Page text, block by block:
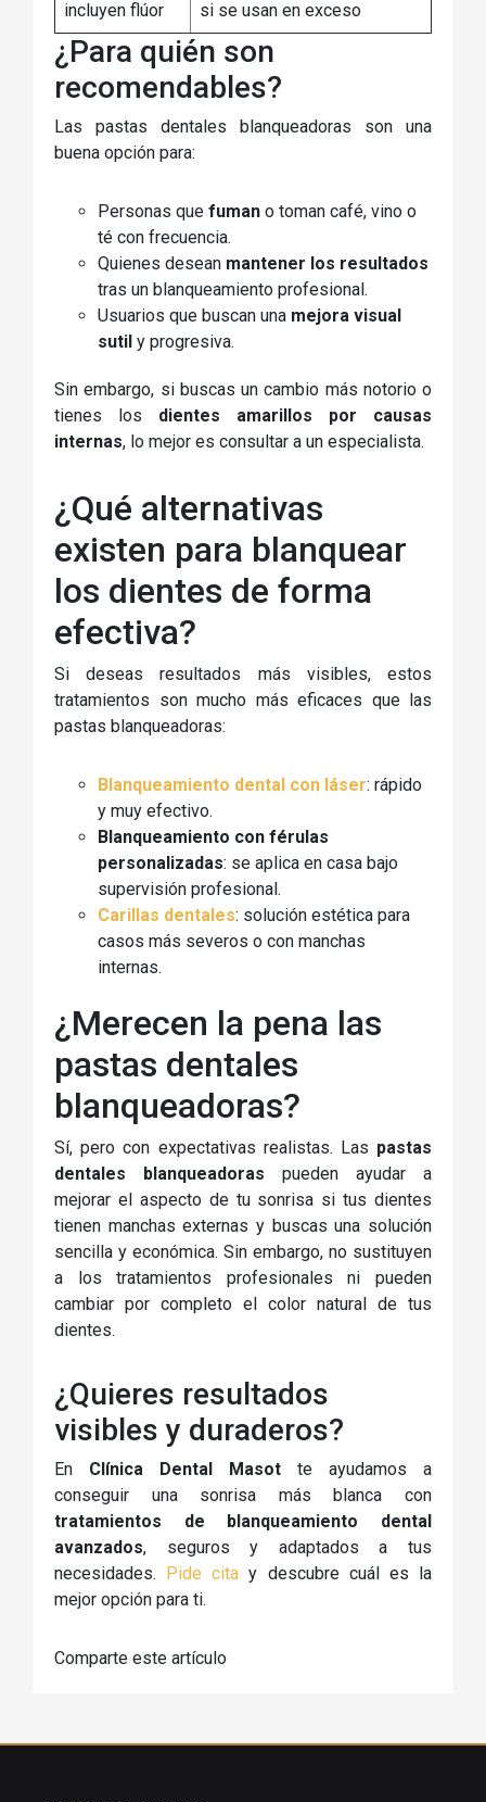
incluyen flúor si se usan en exceso
¿Para quién son
recomendables?
Las pastas dentales blanqueadoras son una
buena opción para:
Personas que fuman o toman café, vino o
té con frecuencia.
Quienes desean mantener los resultados
tras un blanqueamiento profesional.
Usuarios que buscan una mejora visual
sutil y progresiva.
Sin embargo, si buscas un cambio más notorio o
tienes los dientes amarillos por causas
internas, lo mejor es consultar a un especialista.
¿Qué alternativas
existen para blanquear
los dientes de forma
efectiva?
Si deseas resultados más visibles, estos
tratamientos son mucho más eficaces que las
pastas blanqueadoras:
Blanqueamiento dental con láser: rápido
y muy efectivo.
Blanqueamiento con férulas
personalizadas: se aplica en casa bajo
supervisión profesional.
Carillas dentales: solución estética para
casos más severos o con manchas
internas.
¿Merecen la pena las
pastas dentales
blanqueadoras?
Sí, pero con expectativas realistas. Las pastas
dentales blanqueadoras pueden ayudar a
mejorar el aspecto de tu sonrisa si tus dientes
tienen manchas externas y buscas una solución
sencilla y económica. Sin embargo, no sustituyen
a los tratamientos profesionales ni pueden
cambiar por completo el color natural de tus
dientes.
¿Quieres resultados
visibles y duraderos?
En Clínica Dental Masot te ayudamos a
conseguir una sonrisa más blanca con
tratamientos de blanqueamiento dental
avanzados, seguros y adaptados a tus
necesidades. Pide citay descubre cuál es la
mejor opción para ti.
Comparte este artículo